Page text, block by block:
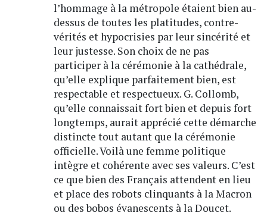
l’hommage à la métropole étaient bien au-
dessus de toutes les platitudes, contre-
vérités et hypocrisies par leur sincérité et
leur justesse. Son choix de ne pas
participer à la cérémonie à la cathédrale,
qu’elle explique parfaitement bien, est
respectable et respectueux. G. Collomb,
qu’elle connaissait fort bien et depuis fort
longtemps, aurait apprécié cette démarche
distincte tout autant que la cérémonie
officielle. Voilà une femme politique
intègre et cohérente avec ses valeurs. C’est
ce que bien des Français attendent en lieu
et place des robots clinquants à la Macron
ou des bobos évanescents à la Doucet.